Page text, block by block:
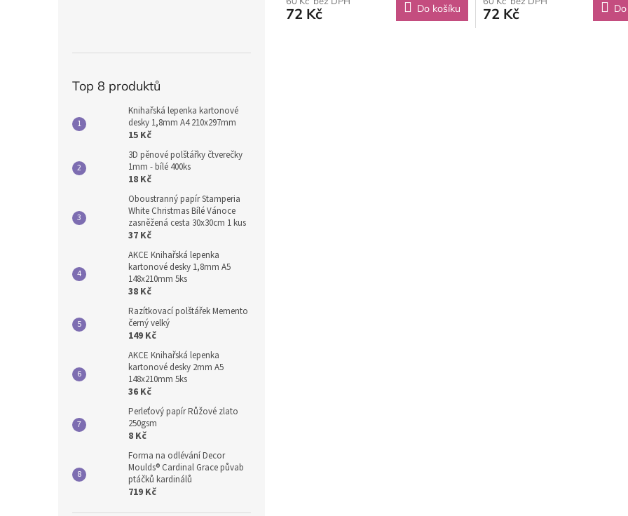
Top 8 produktů
Knihařská lepenka kartonové
desky 1,8mm A4 210x297mm
15 Kč
3D pěnové polštářky čtverečky
1mm - bílé 400ks
18 Kč
Oboustranný papír Stamperia
White Christmas Bílé Vánoce
zasněžená cesta 30x30cm 1 kus
37 Kč
AKCE Knihařská lepenka
kartonové desky 1,8mm A5
148x210mm 5ks
38 Kč
Razítkovací polštářek Memento
černý velký
149 Kč
AKCE Knihařská lepenka
kartonové desky 2mm A5
148x210mm 5ks
36 Kč
Perleťový papír Růžové zlato
250gsm
8 Kč
Forma na odlévání Decor
Moulds® Cardinal Grace půvab
ptáčků kardinálů
719 Kč
72 Kč Do košíku 72 Kč